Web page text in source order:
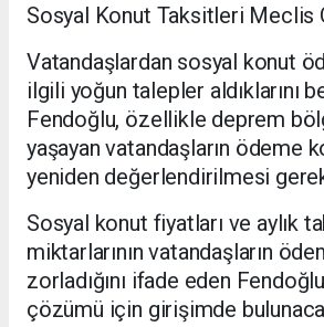
Sosyal Konut Taksitleri Meclis
Vatandaşlardan sosyal konut
ilgili yoğun talepler aldıklarını
Fendoğlu, özellikle deprem
yaşayan vatandaşların ödeme
yeniden değerlendirilmesi
Sosyal konut fiyatları ve aylık
miktarlarının vatandaşların
zorladığını ifade eden
çözümü için girişimde